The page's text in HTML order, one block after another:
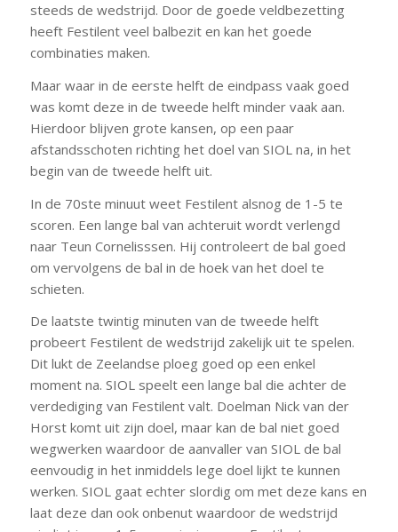
steeds de wedstrijd. Door de goede veldbezetting
heeft Festilent veel balbezit en kan het goede
combinaties maken.
Maar waar in de eerste helft de eindpass vaak goed
was komt deze in de tweede helft minder vaak aan.
Hierdoor blijven grote kansen, op een paar
afstandsschoten richting het doel van SIOL na, in het
begin van de tweede helft uit.
In de 70ste minuut weet Festilent alsnog de 1-5 te
scoren. Een lange bal van achteruit wordt verlengd
naar Teun Cornelisssen. Hij controleert de bal goed
om vervolgens de bal in de hoek van het doel te
schieten.
De laatste twintig minuten van de tweede helft
probeert Festilent de wedstrijd zakelijk uit te spelen.
Dit lukt de Zeelandse ploeg goed op een enkel
moment na. SIOL speelt een lange bal die achter de
verdediging van Festilent valt. Doelman Nick van der
Horst komt uit zijn doel, maar kan de bal niet goed
wegwerken waardoor de aanvaller van SIOL de bal
eenvoudig in het inmiddels lege doel lijkt te kunnen
werken. SIOL gaat echter slordig om met deze kans en
laat deze dan ook onbenut waardoor de wedstrijd